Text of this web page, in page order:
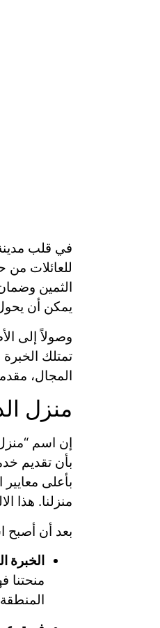
في قلب
للعائلات من
الثمين
يمكن أن
وصولاً إلى
تمتلك
المجال،
منزل
إن اسم
بأن تقديم
بأعلى
منزلنا. هذا
بعد أن أصبح
الخبرة
منحتنا